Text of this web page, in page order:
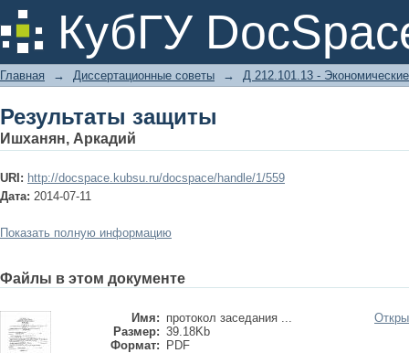
КубГУ
Результаты защиты
Главная → Диссертационные советы → Д 212.101.13 -
Результаты защиты
Ишханян, Аркадий
URI: http://docspace.kubsu.ru/docspace/handle/1/559
Дата: 2014-07-11
Показать полную информацию
Файлы в этом документе
Имя: протокол заседания ...
Размер: 39.18Kb
Формат:
PDF